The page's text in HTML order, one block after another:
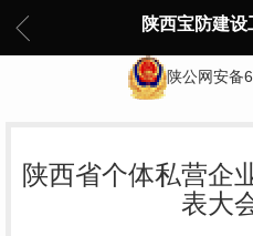
陕西宝防建设
陕公网安备
陕西省个体私营企
表大